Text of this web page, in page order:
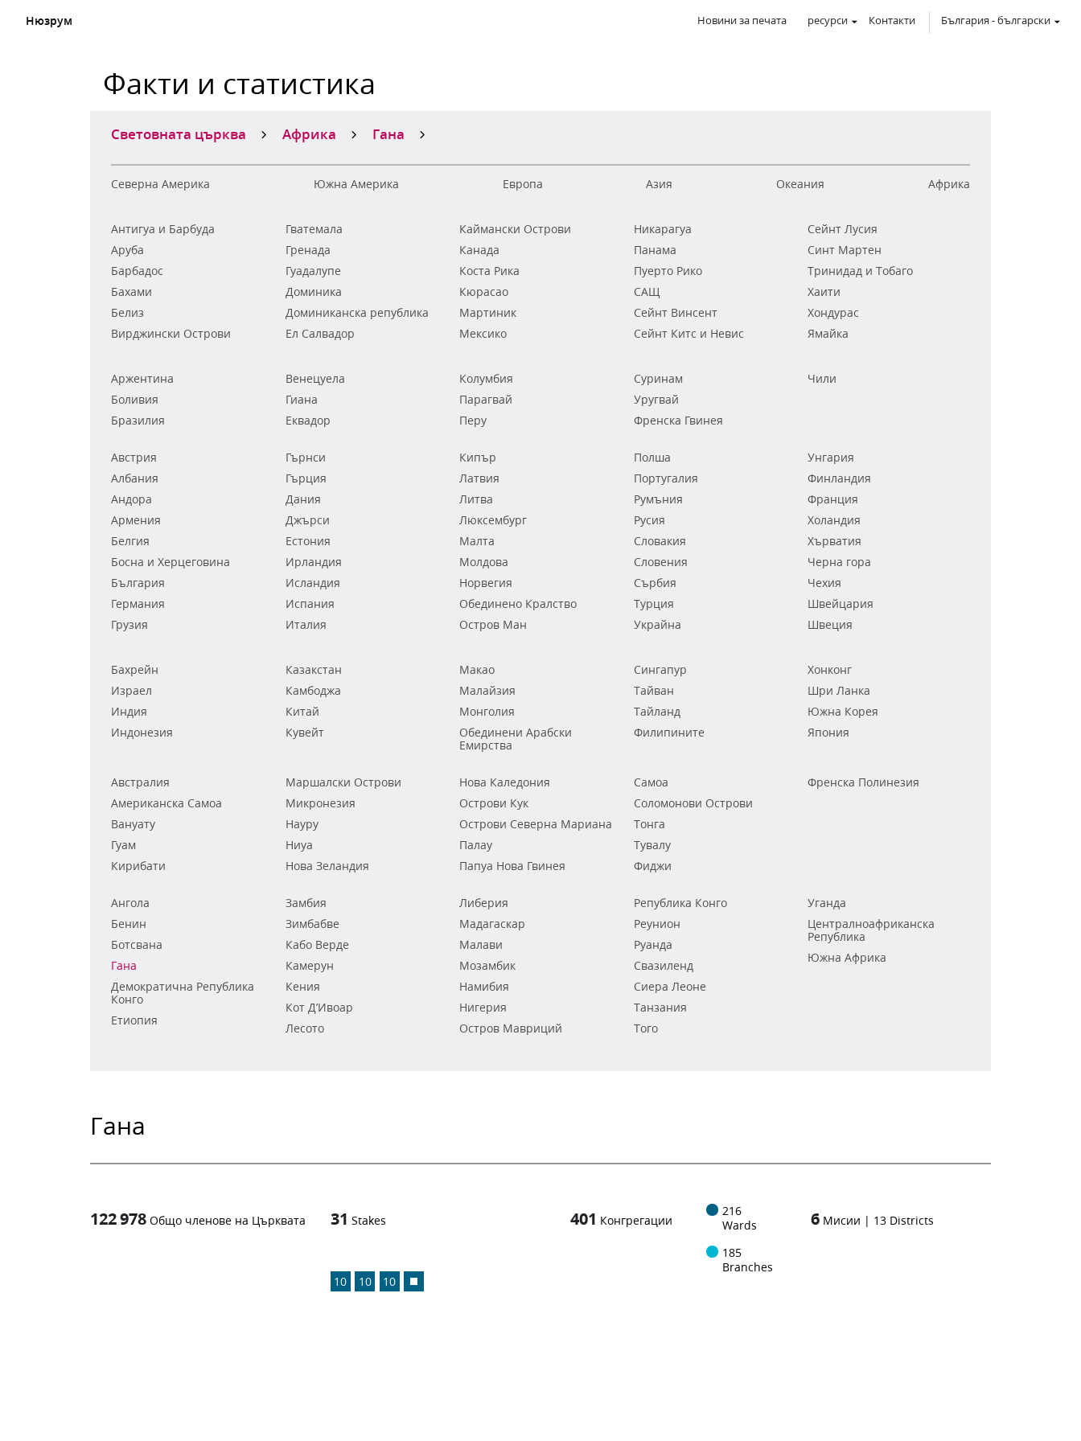
Нюзрум Новини за печата ресурси Контакти България -български
Факти и статистика
Световната църква Африка Гана
Северна Америка Южна Америка Европа Азия Океания Африка
Антигуа и Барбуда
Аруба
Барбадос
Бахами
Белиз
Вирджински Острови
Гватемала
Гренада
Гуадалупе
Доминика
Доминиканска република
Ел Салвадор
Каймански Острови
Канада
Коста Рика
Кюрасао
Мартиник
Мексико
Никарагуа
Панама
Пуерто Рико
САЩ
Сейнт Винсент
Сейнт Китс и Невис
Сейнт Лусия
Синт Мартен
Тринидад и Тобаго
Хаити
Хондурас
Ямайка
Аржентина
Боливия
Бразилия
Венецуела
Гиана
Еквадор
Колумбия
Парагвай
Перу
Суринам
Уругвай
Френска Гвинея
Чили
Австрия
Албания
Андора
Армения
Белгия
Босна и Херцеговина
България
Германия
Грузия
Гърнси
Гърция
Дания
Джърси
Естония
Ирландия
Исландия
Испания
Италия
Кипър
Латвия
Литва
Люксембург
Малта
Молдова
Норвегия
Обединено Кралство
Остров Ман
Полша
Португалия
Румъния
Русия
Словакия
Словения
Сърбия
Турция
Украйна
Унгария
Финландия
Франция
Холандия
Хърватия
Черна гора
Чехия
Швейцария
Швеция
Бахрейн
Израел
Индия
Индонезия
Казакстан
Камбоджа
Китай
Кувейт
Макао
Малайзия
Монголия
Обединени Арабски
Емирства
Сингапур
Тайван
Тайланд
Филипините
Хонконг
Шри Ланка
Южна Корея
Япония
Австралия
Американска Самоа
Вануату
Гуам
Кирибати
Маршалски Острови
Микронезия
Науру
Ниуа
Нова Зеландия
Нова Каледония
Острови Кук
Острови Северна Мариана
Палау
Папуа Нова Гвинея
Самоа
Соломонови Острови
Тонга
Тувалу
Фиджи
Френска Полинезия
Ангола
Бенин
Ботсвана
Гана
Демократична Република
Конго
Етиопия
Замбия
Зимбабве
Кабо Верде
Камерун
Кения
Кот Д’Ивоар
Лесото
Либерия
Мадагаскар
Малави
Мозамбик
Намибия
Нигерия
Остров Мавриций
Република Конго
Реунион
Руанда
Свазиленд
Сиера Леоне
Танзания
Того
Уганда
Централноафриканска
Република
Южна Африка
Гана
122 978 Общо членове на Църквата 31 Stakes
10 10 10
401 Конгрегации
216
Wards
185
Branches
6 Мисии | 13 Districts